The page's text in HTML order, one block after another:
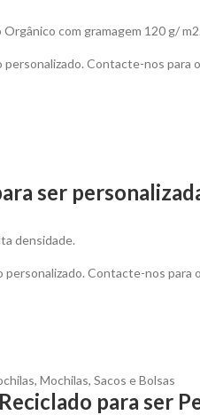
com gramagem 120 g/
Contacte-nos
ser
densidade.
personalizado. Contacte-nos
, Mochilas, Sacos e Bolsas
para ser